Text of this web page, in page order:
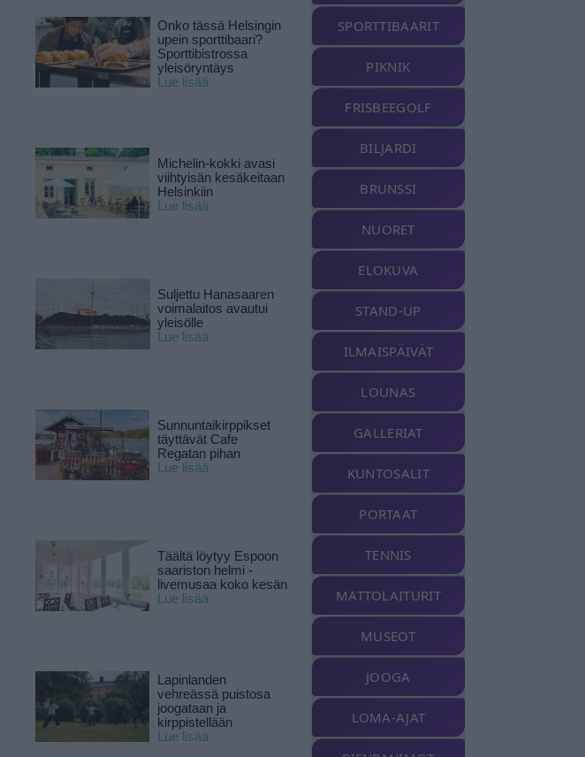
Onko tässä Helsingin
upein sporttibaari?
Sporttibistrossa
yleisöryntäys
Lue lisää
Michelin-kokki avasi
viihtyisän kesäkeitaan
Helsinkiin
Lue lisää
Suljettu Hanasaaren
voimalaitos avautui
yleisölle
Lue lisää
Sunnuntaikirppikset
täyttävät Cafe
Regatan pihan
Lue lisää
Täältä löytyy Espoon
saariston helmi -
livemusaa koko kesän
Lue lisää
Lapinlanden
vehreässä puistosa
joogataan ja
kirppistellään
Lue lisää
SPORTTIBAARIT
PIKNIK
FRISBEEGOLF
BILJARDI
BRUNSSI
NUORET
ELOKUVA
STAND-UP
ILMAISPÄIVÄT
LOUNAS
GALLERIAT
KUNTOSALIT
PORTAAT
TENNIS
MATTOLAITURIT
MUSEOT
JOOGA
LOMA-AJAT